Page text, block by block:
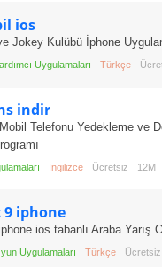
ios
Jokey Kulübü İphone
Uygulamaları Türkçe
indir
Telefonu Yedekleme ve
İngilizce Ücretsiz 12M
iphone
ios tabanlı Araba Yarış
Uygulamaları Türkçe Ücretsiz